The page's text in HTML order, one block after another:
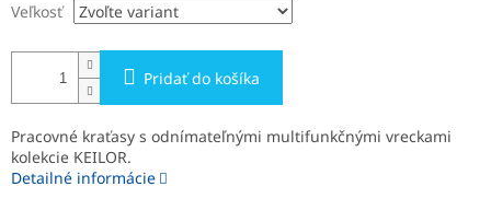
Veľkosť
Pridať do košíka
Pracovné kraťasy s odnímateľnými multifunkčnými vreckami
kolekcie KEILOR.
Detailné informácie